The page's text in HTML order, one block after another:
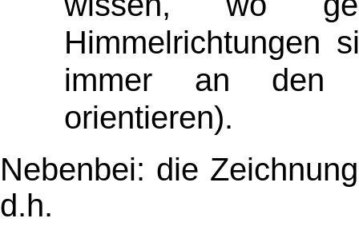
Himmelrichtungen
immer an den
orientieren).
Nebenbei: die
d.h.